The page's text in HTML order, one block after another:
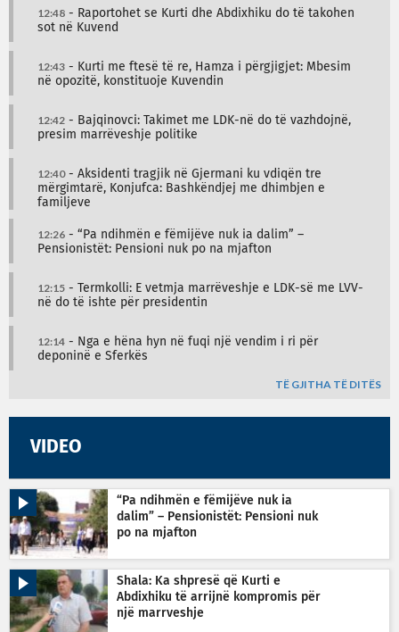
12:48 - Raportohet se Kurti dhe Abdixhiku do të takohen
sot në Kuvend
12:43 - Kurti me ftesë të re, Hamza i përgjigjet: Mbesim
në opozitë, konstituoje Kuvendin
12:42 - Bajqinovci: Takimet me LDK-në do të vazhdojnë,
presim marrëveshje politike
12:40- Aksidenti tragjik në Gjermani ku vdiqën tre
mërgimtarë, Konjufca: Bashkëndjej me dhimbjen e
familjeve
12:26 - “Pa ndihmën e fëmijëve nuk ia dalim” –
Pensionistët: Pensioni nuk po na mjafton
12:15 - Termkolli: E vetmja marrëveshje e LDK-së me LVV-
në do të ishte për presidentin
12:14 - Nga e hëna hyn në fuqi një vendim i ri për
deponinë e Sferkës
TË GJITHA TË DITËS
VIDEO
“Pa ndihmën e fëmijëve nuk ia
dalim” – Pensionistët: Pensioni nuk
po na mjafton
Shala: Ka shpresë që Kurti e
Abdixhiku të arrijnë kompromis për
një marrveshje